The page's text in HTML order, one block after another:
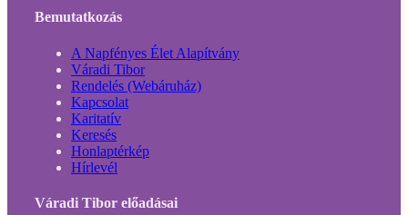
Bemutatkozás
A Napfényes Élet Alapítvány
Váradi Tibor
Rendelés (Webáruház)
Kapcsolat
Karitatív
Keresés
Honlaptérkép
Hírlevél
Váradi Tibor előadásai